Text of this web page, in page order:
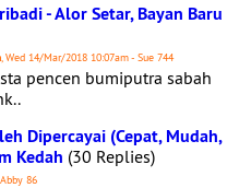
- Alor Setar, Bayan Baru
, Wed 14/Mar/2018 10:07am - Sue 744
pencen bumiputra sabah
Dipercayai (Cepat, Mudah,
Kedah (30 Replies)
86